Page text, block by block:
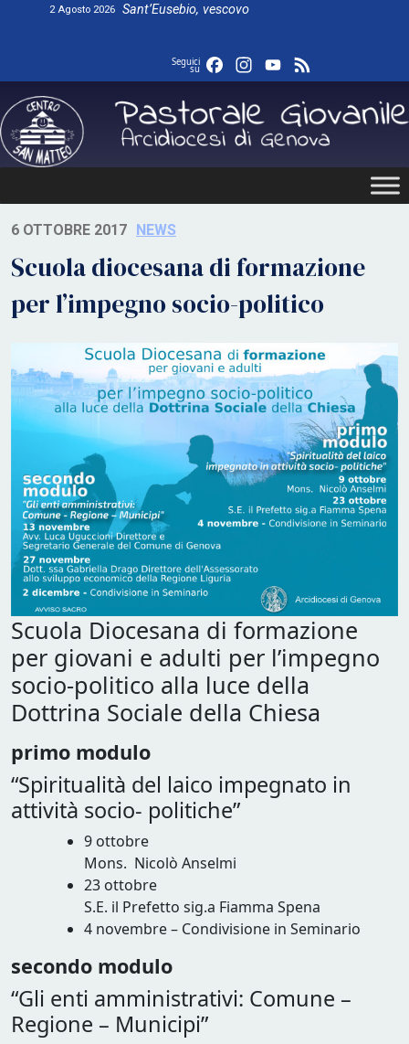
2 Agosto 2026 Sant’Eusebio, vescovo
Seguici
su FacebookInstagram
YouTube
6 OTTOBRE 2017 NEWS
Scuola diocesana di formazione
per l’impegno socio-politico
Scuola Diocesana di formazione
per giovani e adulti per l’impegno
socio-politico alla luce della
Dottrina Sociale della Chiesa
primo modulo
“Spiritualità del laico impegnato in
attività socio- politiche”
9 ottobre
Mons. Nicolò Anselmi
23 ottobre
S.E. il Prefetto sig.a Fiamma Spena
4 novembre – Condivisione in Seminario
secondo modulo
“Gli enti amministrativi: Comune –
Regione – Municipi”